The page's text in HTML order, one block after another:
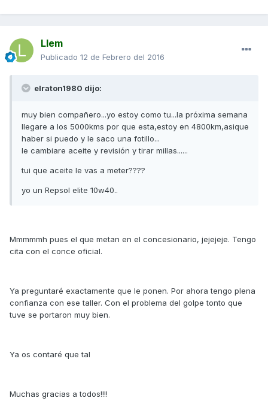
Llem
Publicado 12 de Febrero del 2016
elraton1980 dijo:
muy bien compañero...yo estoy como tu...la próxima semana
llegare a los 5000kms por que esta,estoy en 4800km,asique
haber si puedo y le saco una fotillo...
le cambiare aceite y revisión y tirar millas......
tui que aceite le vas a meter????
yo un Repsol elite 10w40..
Mmmmmh pues el que metan en el concesionario, jejejeje. Tengo
cita con el conce oficial.
Ya preguntaré exactamente que le ponen. Por ahora tengo plena
confianza con ese taller. Con el problema del golpe tonto que
tuve se portaron muy bien.
Ya os contaré que tal
Muchas gracias a todos!!!!